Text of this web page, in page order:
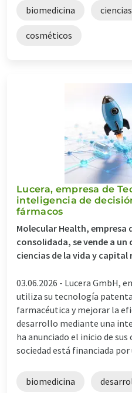
biomedicina
cosméticos
Lucera, empresa de
inteligencia de
fármacos
Molecular Health,
consolidada, se vende a
ciencias de la vida y
03.06.2026 - Lucera GmbH,
utiliza su tecnología
farmacéutica y mejorar la
desarrollo mediante una
ha anunciado el inicio de
sociedad está financiada por
biomedicina